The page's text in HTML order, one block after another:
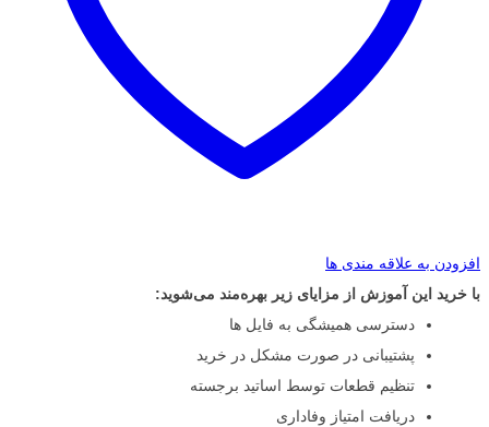
افزودن به علاقه مندی ها
با خرید این آموزش از مزایای زیر بهره‌مند می‌شوید:
دسترسی همیشگی به فایل ها
پشتیبانی در صورت مشکل در خرید
تنظیم قطعات توسط اساتید برجسته
دریافت امتیاز وفاداری